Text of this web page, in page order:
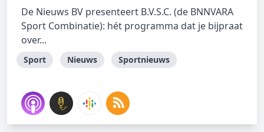
De Nieuws BV presenteert B.V.S.C. (de BNNVARA
Sport Combinatie): hét programma dat je bijpraat
over...
Sport Nieuws Sportnieuws